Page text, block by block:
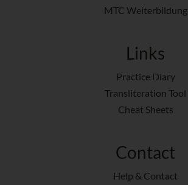
MTC Weiterbildung
Links
Practice Diary
Transliteration Tool
Cheat Sheets
Contact
Help & Contact